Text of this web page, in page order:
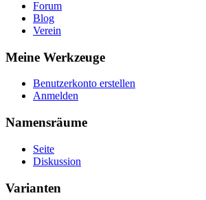
Forum
Blog
Verein
Meine Werkzeuge
Benutzerkonto erstellen
Anmelden
Namensräume
Seite
Diskussion
Varianten